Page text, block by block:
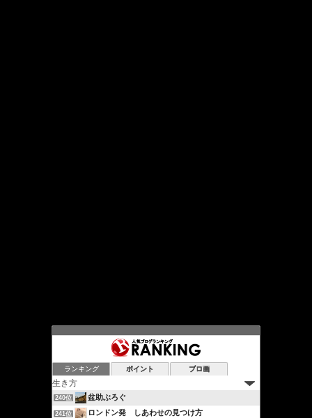
ランキング ポイント ブロ画
240位 盆助ぶろぐ
241位 ロンドン発 しあわせの見つけ方